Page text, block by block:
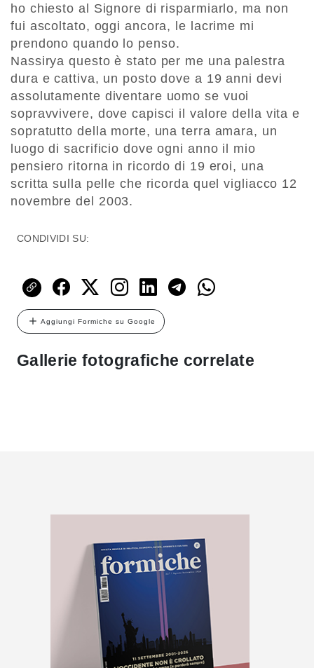
ho chiesto al Signore di risparmiarlo, ma non
fui ascoltato, oggi ancora, le lacrime mi
prendono quando lo penso.
Nassirya questo è stato per me una palestra
dura e cattiva, un posto dove a 19 anni devi
assolutamente diventare uomo se vuoi
sopravvivere, dove capisci il valore della vita e
sopratutto della morte, una terra amara, un
luogo di sacrificio dove ogni anno il mio
pensiero ritorna in ricordo di 19 eroi, una
scritta sulla pelle che ricorda quel vigliacco 12
novembre del 2003.
CONDIVIDI SU:
Aggiungi Formiche su Google
Gallerie fotografiche correlate